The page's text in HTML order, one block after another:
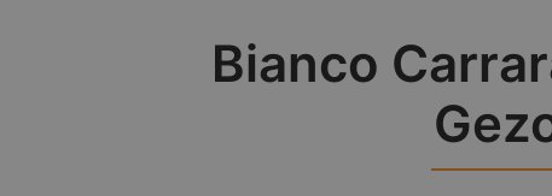
Bianco